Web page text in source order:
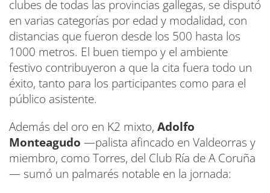
clubes de todas las provincias gallegas, se disputó
en varias categorías por edad y modalidad, con
distancias que fueron desde los 500 hasta los
1000 metros. El buen tiempo y el ambiente
festivo contribuyeron a que la cita fuera todo un
éxito, tanto para los participantes como para el
público asistente.
Además del oro en K2 mixto, Adolfo
Monteagudo —palista afincado en Valdeorras y
miembro, como Torres, del Club Ría de A Coruña
— sumó un palmarés notable en la jornada: